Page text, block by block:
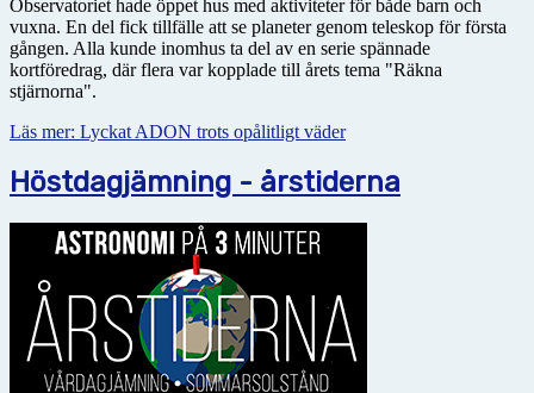
Observatoriet hade öppet hus med aktiviteter för både barn och
vuxna. En del fick tillfälle att se planeter genom teleskop för första
gången. Alla kunde inomhus ta del av en serie spännade
kortföredrag, där flera var kopplade till årets tema "Räkna
stjärnorna".
Läs mer: Lyckat ADON trots opålitligt väder
Höstdagjämning - årstiderna